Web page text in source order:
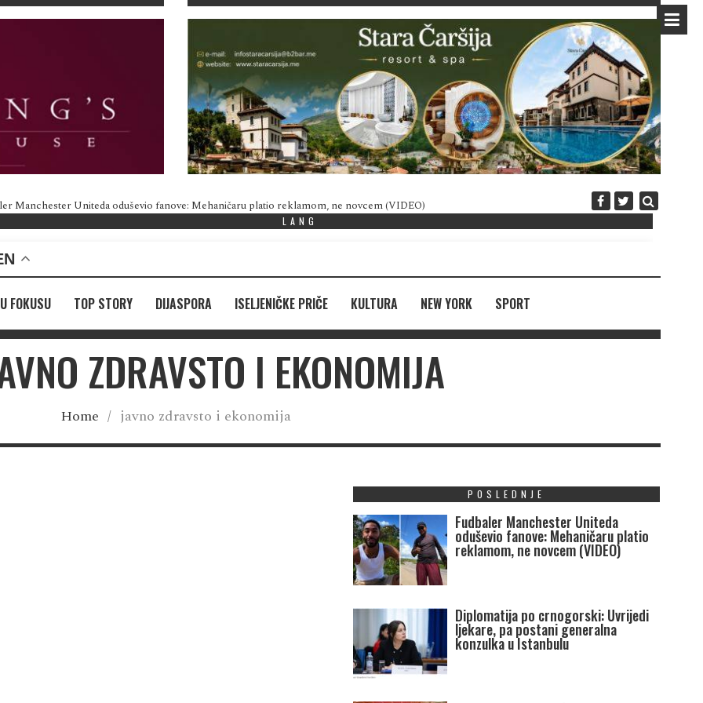
Manchester Uniteda oduševio fanove: Mehaničaru platio reklamom, ne novcem (VIDEO) Diplomatija po
LANG
U FOKUSU TOP STORY DIJASPORA ISELJENIČKE PRIČE KULTURA NEW YORK SPORT
ZDRAVSTO I EKONOMIJA
Home / javno zdravsto i ekonomija
POSLEDNJE
Fudbaler Manchester Uniteda
oduševio fanove: Mehaničaru platio
reklamom, ne novcem (VIDEO)
Diplomatija po crnogorski: Uvrijedi
ljekare, pa postani generalna
konzulka u Istanbulu